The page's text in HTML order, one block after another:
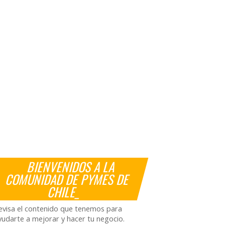
BIENVENIDOS A LA
COMUNIDAD DE PYMES DE
CHILE_
el contenido que tenemos para
a mejorar y hacer tu negocio.